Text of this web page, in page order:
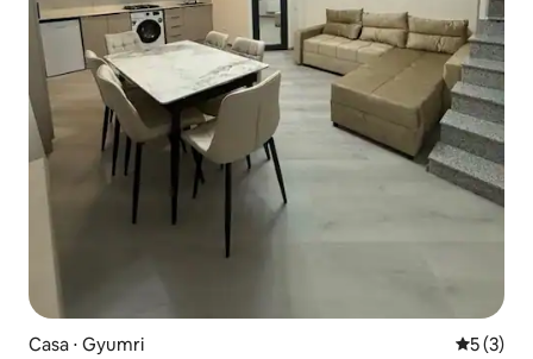
Casa ⋅ Gyumri 5 de
5 (3)